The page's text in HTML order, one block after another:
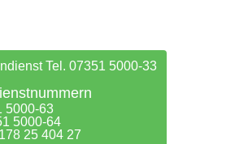
Tel. 07351 5000-33
5000-63
5000-64
25 404 27